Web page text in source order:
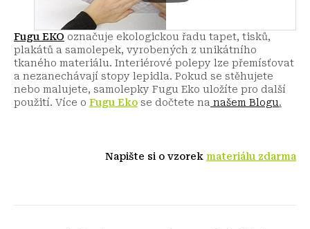
Fugu EKO označuje ekologickou řadu tapet, tisků,
plakátů a samolepek, vyrobených z unikátního
tkaného materiálu. Interiérové polepy lze přemísťovat
a nezanechávají stopy lepidla. Pokud se stěhujete
nebo malujete, samolepky Fugu Eko uložíte pro další
použití. Více o Fugu Eko se dočtete na našem Blogu.
Napište si o vzorek materiálu zdarma